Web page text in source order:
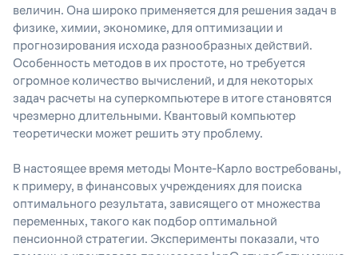
величин. Она широко применяется для решения задач в
физике, химии, экономике, для оптимизации и
прогнозирования исхода разнообразных действий.
Особенность методов в их простоте, но требуется
огромное количество вычислений, и для некоторых
задач расчеты на суперкомпьютере в итоге становятся
чрезмерно длительными. Квантовый компьютер
теоретически может решить эту проблему.
В настоящее время методы Монте-Карло востребованы,
к примеру, в финансовых учреждениях для поиска
оптимального результата, зависящего от множества
переменных, такого как подбор оптимальной
пенсионной стратегии. Эксперименты показали, что